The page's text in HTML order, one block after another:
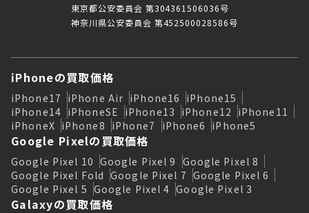
東京都公安委員会 第304361506036号
神奈川県公安委員会 第452500028586号
iPhoneの買取価格
iPhone17 iPhone Air iPhone16 iPhone15
iPhone14 iPhoneSE iPhone13 iPhone12 iPhone11
iPhoneX iPhone8 iPhone7 iPhone6 iPhone5
Google Pixelの買取価格
Google Pixel 10 Google Pixel 9 Google Pixel 8
Google Pixel Fold Google Pixel 7 Google Pixel 6
Google Pixel 5 Google Pixel 4 Google Pixel 3
Galaxyの買取価格